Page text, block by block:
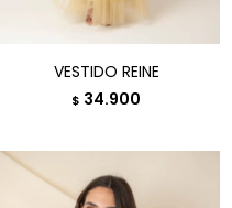
VESTIDO REINE
$ 34.900